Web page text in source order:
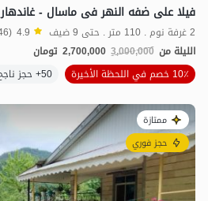
فیلا علی ضفه النهر فی ماسال - غاندهار
2 غرفة نوم . 110 متر . حتى 9 ضيف 4.9 (46 تعليق)
الليلة من 3,000,000
2,700,000 تومان
10٪ خصم في اللحظة الأخيرة
50+ حجز ناجح
ممتازة
حجز فوري